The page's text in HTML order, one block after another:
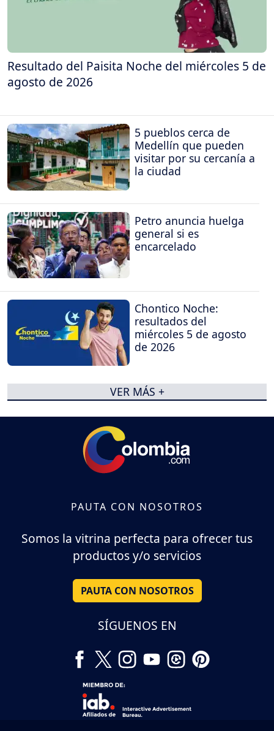
Resultado del Paisita Noche del miércoles 5 de
agosto de 2026
5 pueblos cerca de
Medellín que pueden
visitar por su cercanía a
la ciudad
Petro anuncia huelga
general si es
encarcelado
Chontico Noche:
resultados del
miércoles 5 de agosto
de 2026
VER MÁS +
PAUTA CON NOSOTROS
Somos la vitrina perfecta para ofrecer tus
productos y/o servicios
PAUTA CON NOSOTROS
SÍGUENOS EN